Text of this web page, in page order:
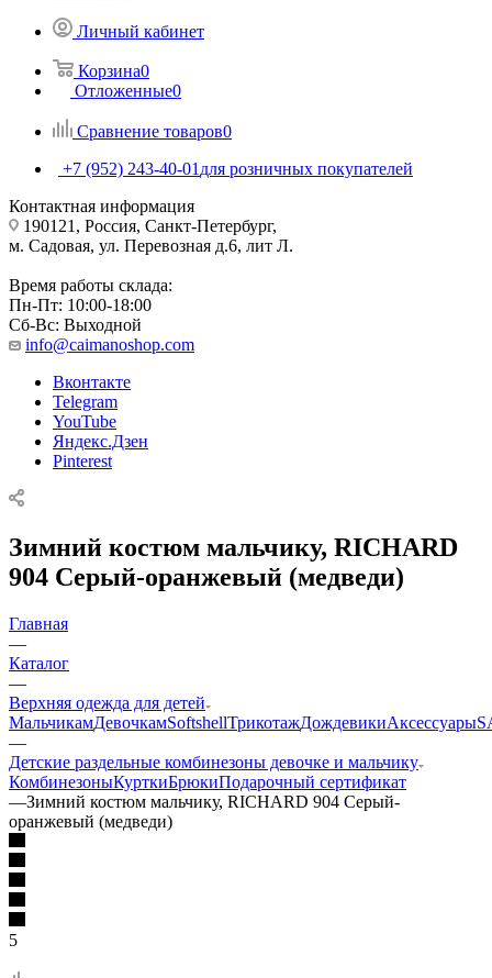
Личный кабинет
Корзина0
Отложенные0
Сравнение товаров0
+7 (952) 243-40-01 для розничных покупателей
Контактная информация
190121, Россия, Санкт-Петербург,
м. Садовая, ул. Перевозная д.6, лит Л.
Время работы склада:
Пн-Пт: 10:00-18:00
Сб-Вс: Выходной
info@caimanoshop.com
Вконтакте
Telegram
YouTube
Яндекс.Дзен
Pinterest
Зимний костюм мальчику, RICHARD
904 Серый-оранжевый (медведи)
Главная
—
Каталог
—
Верхняя одежда для детей
МальчикамДевочкамSoftshellТрикотажДождевикиАксессуары
—
Детские раздельные комбинезоны девочке и мальчику
КомбинезоныКурткиБрюкиПодарочный сертификат
—Зимний костюм мальчику, RICHARD 904 Серый-
оранжевый (медведи)
5